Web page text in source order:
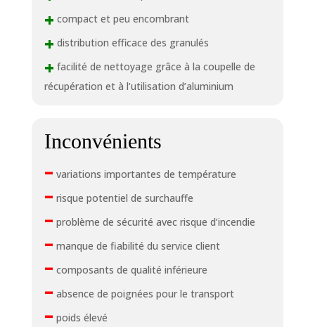
+ compact et peu encombrant
+ distribution efficace des granulés
+ facilité de nettoyage grâce à la coupelle de
récupération et à l’utilisation d’aluminium
Inconvénients
– variations importantes de température
– risque potentiel de surchauffe
– problème de sécurité avec risque d’incendie
– manque de fiabilité du service client
– composants de qualité inférieure
– absence de poignées pour le transport
– poids élevé